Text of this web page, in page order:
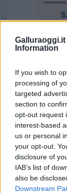
Galluraoggi.it
Information
If you wish to
processing of
targeted
section to
opt-out request
interest-based
us or personal
your opt-out.
disclosure of
IAB’s list of
also be
Downstream
Vuoi
Puoi
cliccando